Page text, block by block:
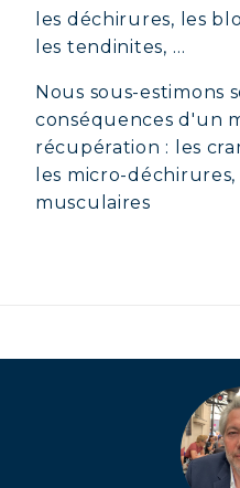
les déchirures, les
les tendinites, …
Nous sous-estimons
conséquences d'un
récupération : les
les micro-
musculaires